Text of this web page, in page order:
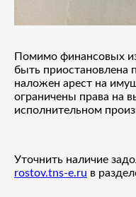
Помимо финансовых
быть приостановлена
наложен арест на
ограничены права на
исполнительном
Уточнить наличие
rostov.tns-e.ru в